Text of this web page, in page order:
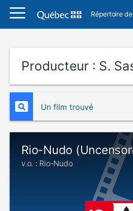
Répertoire
Producteur : S.
Un film trouvé
Rio-Nudo
v.o. : Rio-Nudo